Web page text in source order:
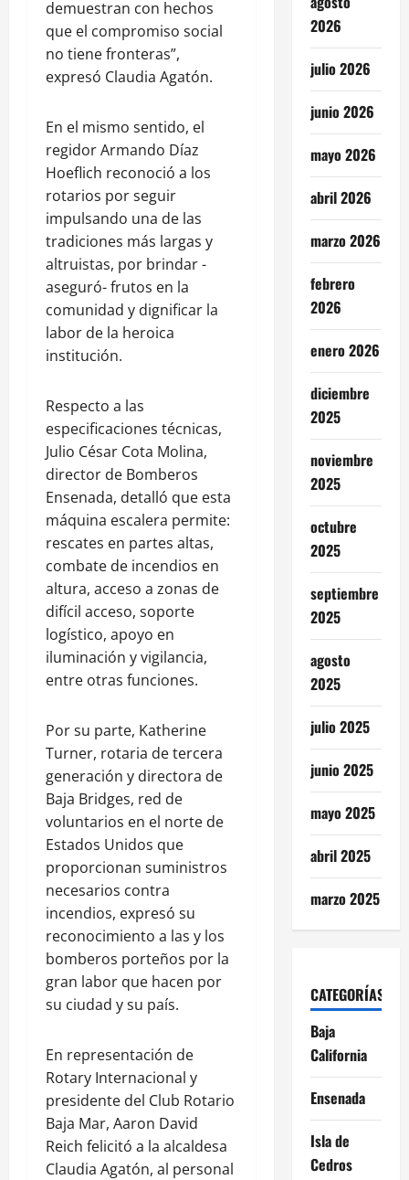
demuestran con hechos
que el compromiso social
no tiene fronteras”,
expresó Claudia Agatón.
En el mismo sentido, el
regidor Armando Díaz
Hoeflich reconoció a los
rotarios por seguir
impulsando una de las
tradiciones más largas y
altruistas, por brindar -
aseguró- frutos en la
comunidad y dignificar la
labor de la heroica
institución.
Respecto a las
especificaciones técnicas,
Julio César Cota Molina,
director de Bomberos
Ensenada, detalló que esta
máquina escalera permite:
rescates en partes altas,
combate de incendios en
altura, acceso a zonas de
difícil acceso, soporte
logístico, apoyo en
iluminación y vigilancia,
entre otras funciones.
Por su parte, Katherine
Turner, rotaria de tercera
generación y directora de
Baja Bridges, red de
voluntarios en el norte de
Estados Unidos que
proporcionan suministros
necesarios contra
incendios, expresó su
reconocimiento a las y los
bomberos porteños por la
gran labor que hacen por
su ciudad y su país.
En representación de
Rotary Internacional y
presidente del Club Rotario
Baja Mar, Aaron David
Reich felicitó a la alcaldesa
Claudia Agatón, al personal
2026
julio 2026
junio 2026
mayo 2026
abril 2026
marzo 2026
febrero
2026
enero 2026
diciembre
2025
noviembre
2025
octubre
2025
septiembre
2025
agosto
2025
julio 2025
junio 2025
mayo 2025
abril 2025
marzo 2025
CATEGORÍAS
Baja
California
Ensenada
Isla de
Cedros